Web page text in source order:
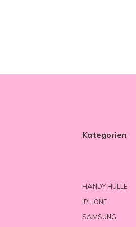
Kategorien
HANDY HÜLLE
IPHONE
SAMSUNG